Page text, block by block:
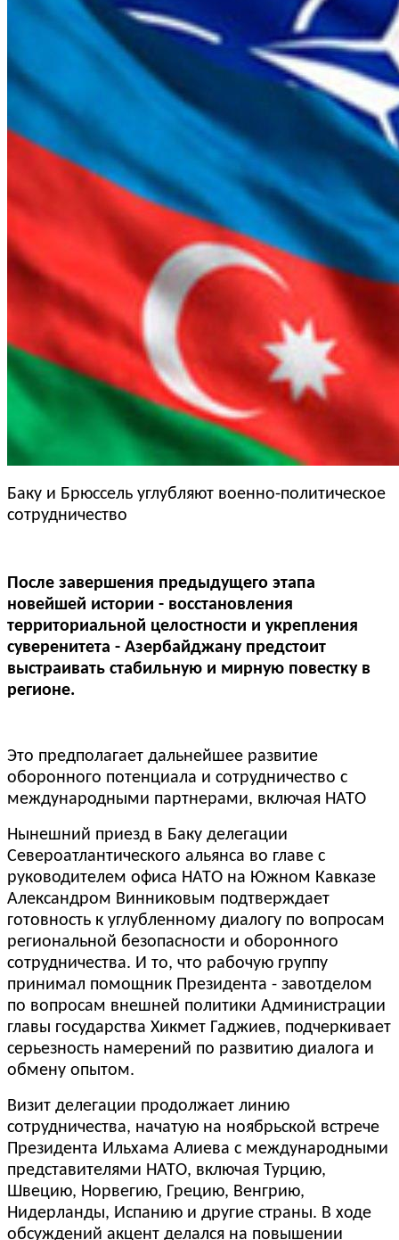
Баку и Брюссель углубляют военно-политическое
сотрудничество
После завершения предыдущего этапа
новейшей истории - восстановления
территориальной целостности и укрепления
суверенитета - Азербайджану предстоит
выстраивать стабильную и мирную повестку в
регионе.
Это предполагает дальнейшее развитие
оборонного потенциала и сотрудничество с
международными партнерами, включая НАТО
Нынешний приезд в Баку делегации
Североатлантического альянса во главе с
руководителем офиса НАТО на Южном Кавказе
Александром Винниковым подтверждает
готовность к углубленному диалогу по вопросам
региональной безопасности и оборонного
сотрудничества. И то, что рабочую группу
принимал помощник Президента - завотделом
по вопросам внешней политики Администрации
главы государства Хикмет Гаджиев, подчеркивает
серьезность намерений по развитию диалога и
обмену опытом.
Визит делегации продолжает линию
сотрудничества, начатую на ноябрьской встрече
Президента Ильхама Алиева с международными
представителями НАТО, включая Турцию,
Швецию, Норвегию, Грецию, Венгрию,
Нидерланды, Испанию и другие страны. В ходе
обсуждений акцент делался на повышении